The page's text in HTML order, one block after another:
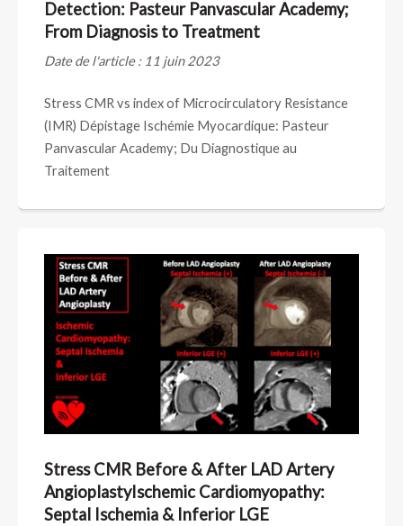
Detection: Pasteur Panvascular Academy;
From Diagnosis to Treatment
Date de l'article : 11 juin 2023
Stress CMR vs index of Microcirculatory Resistance
(IMR) Dépistage Ischémie Myocardique: Pasteur
Panvascular Academy; Du Diagnostique au
Traitement
Stress CMR Before & After LAD Artery
AngioplastyIschemic Cardiomyopathy:
Septal Ischemia & Inferior LGE